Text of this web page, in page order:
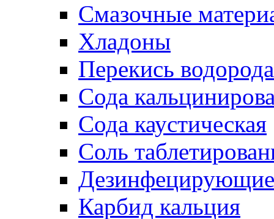
Смазочные
Хладоны
Перекись водорода
Сода
Сода каустическая
Соль
Дезинфецирующие
Карбид кальция